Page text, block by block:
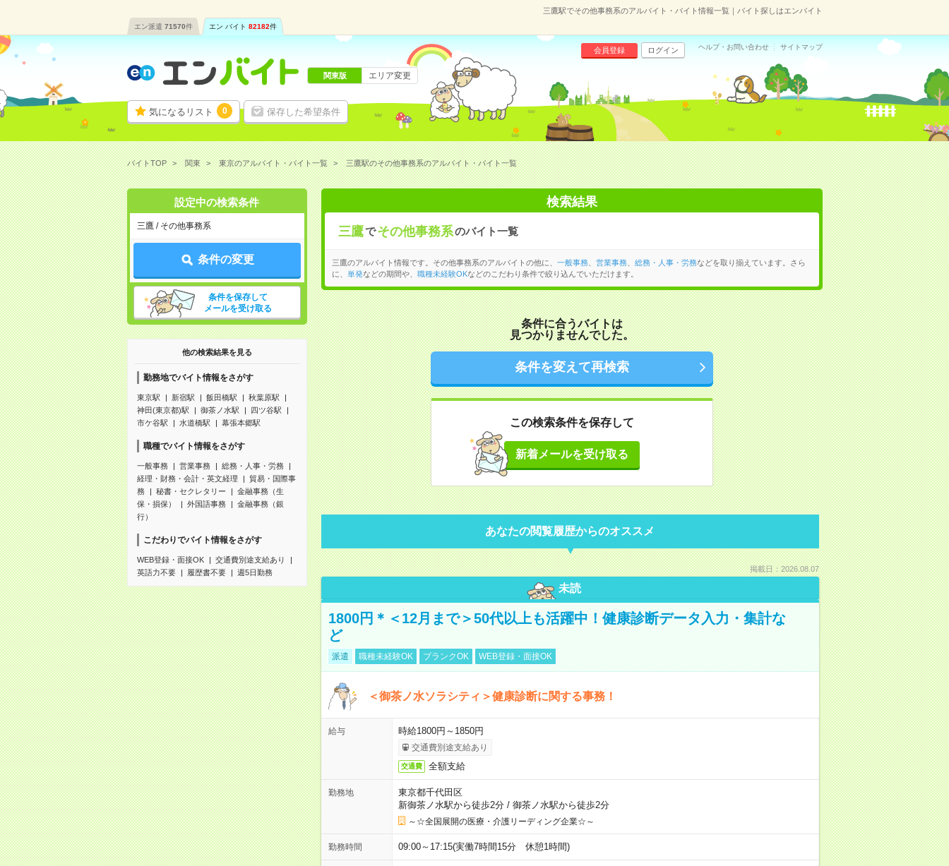
三鷹駅でその他事務系のアルバイト・バイト情報一覧｜バイト探しはエンバイト
エン派遣 71570件 エン バイト 82182件
気になるリスト 0 保存した希望条件
会員登録 ログイン ヘルプ・お問い合わせ サイトマップ
関東版 エリア変更
バイトTOP 関東 東京のアルバイト・バイト一覧 三鷹駅のその他事務系のアルバイト・バイト一覧
設定中の検索条件
三鷹 / その他事務系
条件の変更
条件を保存して
メールを受け取る
他の検索結果を見る
勤務地でバイト情報をさがす
東京駅 新宿駅 飯田橋駅
秋葉原駅
神田(東京都)駅
御茶ノ水駅
四ツ谷駅
市ケ谷駅
水道橋駅 幕張本郷駅
職種でバイト情報をさがす
一般事務 営業事務
総務・人事・労務
経理・財務・会計・英文経理
貿易・国際事
務
秘書・セクレタリー
金融事務（生
保・損保）
外国語事務
金融事務（銀
行）
こだわりでバイト情報をさがす
WEB登録・面接OK
交通費別途支給あり
英語力不要
履歴書不要 週5日勤務
検索結果
三鷹で その他事務系のバイト一覧
三鷹のアルバイト情報です。その他事務系のアルバイトの他に、 一般事務、 営業事務、 総務・人事・労務などを取り揃えています。さら
に、
単発などの期間や、 職種未経験OKなどのこだわり条件で絞り込んでいただけます。
条件に合うバイトは
見つかりませんでした。
条件を変えて再検索
この検索条件を保存して
新着メールを受け取る
あなたの閲覧履歴からのオススメ
掲載日：2026.08.07
未読
1800円＊＜12月まで＞50代以上も活躍中！健康診断データ入力・集計な
ど
派遣 職種未経験OK ブランクOK WEB登録・面接OK
＜御茶ノ水ソラシティ＞健康診断に関する事務！
給与 時給1800円～1850円
交通費別途支給あり
交通費 全額支給
勤務地
東京都千代田区
新御茶ノ水駅から徒歩2分/ 御茶ノ水駅から徒歩2分
～☆全国展開の医療・介護リーディング企業☆～
勤務時間 09:00～17:15(実働7時間15分 休憩1時間)